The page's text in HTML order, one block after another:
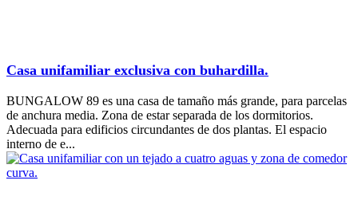
Casa unifamiliar exclusiva con buhardilla.
BUNGALOW 89 es una casa de tamaño más grande, para parcelas
de anchura media. Zona de estar separada de los dormitorios.
Adecuada para edificios circundantes de dos plantas. El espacio
interno de e...